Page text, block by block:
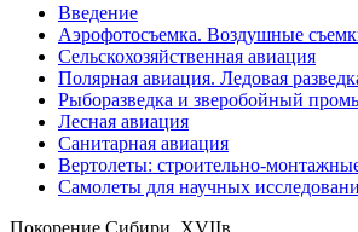
Введение
Аэрофотосъемка. Воздушные
Сельскохозяйственная авиация
Полярная авиация. Ледовая
Рыборазведка и зверобойный
Лесная авиация
Санитарная авиация
Вертолеты: строительно-
Самолеты для научных
Покорение Сибири. XVIIв.